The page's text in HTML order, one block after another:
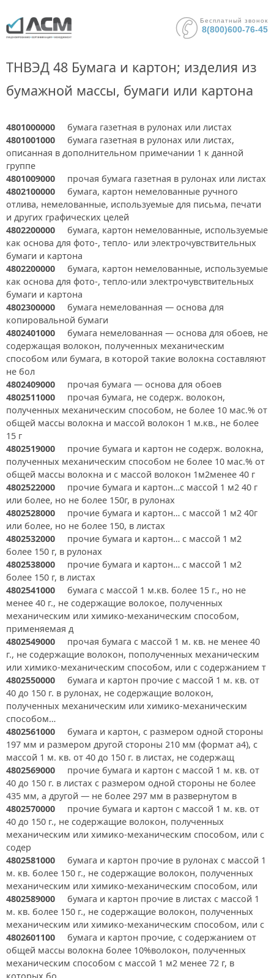
Бесплатный звонок
8(800)600-76-45
ТНВЭД 48 Бумага и картон; изделия из
бумажной массы, бумаги или картона
4801000000 бумага газетная в рулонах или листах
4801001000 бумага газетная в рулонах или листах,
описанная в дополнительном примечании 1 к данной
группе
4801009000 прочая бумага газетная в рулонах или листах
4802100000 бумага, картон немелованные ручного
отлива, немелованные, используемые для письма, печати
и других графических целей
4802200000 бумага, картон немелованные, используемые
как основа для фото-, тепло- или электрочувствительных
бумаги и картона
4802200000 бумага, картон немелованные, используемые
как основа для фото-, тепло-или электрочувствительных
бумаги и картона
4802300000 бумага немелованная — основа для
копировальной бумаги
4802401000 бумага немелованная — основа для обоев, не
содержащая волокон, полученных механическим
способом или бумага, в которой такие волокна составляют
не бол
4802409000 прочая бумага — основа для обоев
4802511000 прочая бумага, не содерж. волокон,
полученных механическим способом, не более 10 мас.% от
общей массы волокна и массой волокон 1 м.кв., не более
15 г
4802519000 прочие бумага и картон не содерж. волокна,
полученных механическим способом не более 10 мас.% от
общей массы волокна и с массой волокон 1м2менее 40 г
4802522000 прочие бумага и картон…с массой 1 м2 40 г
или более, но не более 150г, в рулонах
4802528000 прочие бумага и картон… с массой 1 м2 40г
или более, но не более 150, в листах
4802532000 прочие бумага и картон… с массой 1 м2
более 150 г, в рулонах
4802538000 прочие бумага и картон… с массой 1 м2
более 150 г, в листах
4802541000 бумага с массой 1 м.кв. более 15 г., но не
менее 40 г., не содержащие волокое, полученных
механическим или химико-механическим способом,
применяемая д
4802549000 прочая бумага с массой 1 м. кв. не менее 40
г., не содержащие волокон, пополученных механическим
или химико-механическим способом, или с содержанием т
4802550000 бумага и картон прочие с массой 1 м. кв. от
40 до 150 г. в рулонах, не содержащие волокон,
полученных механическим или химико-механическим
способом…
4802561000 бумага и картон, с размером одной стороны
197 мм и размером другой стороны 210 мм (формат а4), с
массой 1 м. кв. от 40 до 150 г. в листах, не содержащ
4802569000 прочие бумага и картон с массой 1 м. кв. от
40 до 150 г. в листах с размером одной стороны не более
435 мм, а другой — не более 297 мм в развернутом в
4802570000 прочие бумага и картон с массой 1 м. кв. от
40 до 150 г., не содержащие волокон, полученных
механическим или химико-механическим способом, или с
содер
4802581000 бумага и картон прочие в рулонах с массой 1
м. кв. более 150 г., не содержащие волокон, полученных
механическим или химико-механическим способом, или
4802589000 бумага и картон прочие в листах с массой 1
м. кв. более 150 г., не содержащие волокон, полученных
механическим или химико-механическим способом, или с
4802601100 бумага и картон прочие, с содержанием от
общей массы волокна более 10%волокон, полученных
механическим способом с массой 1 м2 менее 72 г, в